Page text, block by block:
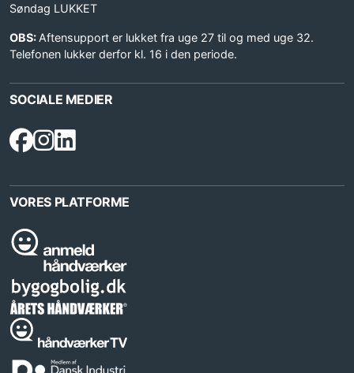
Søndag LUKKET
OBS: Aftensupport er lukket fra uge 27 til og med uge 32.
Telefonen lukker derfor kl. 16 i den periode.
SOCIALE MEDIER
VORES PLATFORME